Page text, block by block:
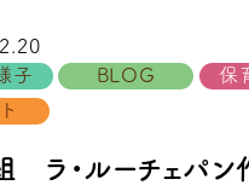
子
BLOG
保
ラ・ルーチェパン